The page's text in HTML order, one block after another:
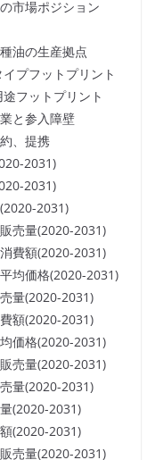
市場ポジション
油の生産拠点
プフットプリント
フットプリント
と参入障壁
、提携
2031)
2031)
2031)
売量(2020-2031)
費額(2020-2031)
均価格(2020-2031)
量(2020-2031)
額(2020-2031)
価格(2020-2031)
売量(2020-2031)
量(2020-2031)
(2020-2031)
(2020-2031)
売量(2020-2031)